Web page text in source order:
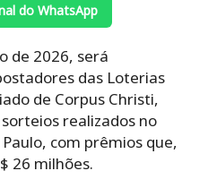
do WhatsApp
de 2026, será
das Loterias
de Corpus Christi,
realizados no
com prêmios que,
26 milhões.